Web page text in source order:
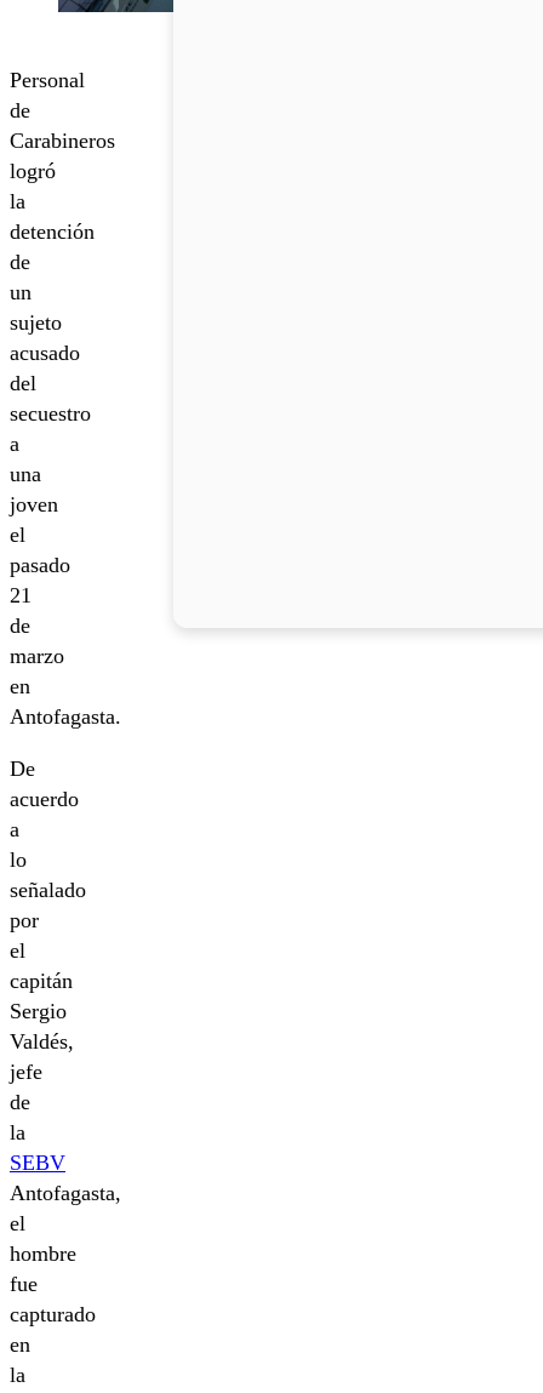
Personal
de
Carabineros
logró
la
detención
de
un
sujeto
acusado
del
secuestro
a
una
joven
el
pasado
21
de
marzo
en
Antofagasta.
De
acuerdo
a
lo
señalado
por
el
capitán
Sergio
Valdés,
jefe
de
la
SEBV
Antofagasta,
el
hombre
fue
capturado
en
la